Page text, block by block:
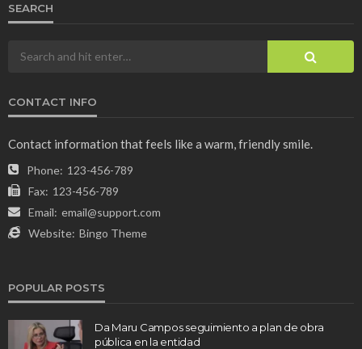
SEARCH
CONTACT INFO
Contact information that feels like a warm, friendly smile.
Phone: 123-456-789
Fax: 123-456-789
Email: email@support.com
Website: Bingo Theme
POPULAR POSTS
Da Maru Campos seguimiento a plan de obra
pública en la entidad